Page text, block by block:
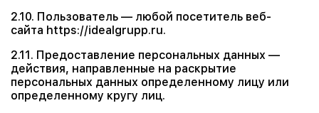
2.10. Пользователь — любой посетитель веб-
сайта https://idealgrupp.ru.
2.11. Предоставление персональных данных —
действия, направленные на раскрытие
персональных данных определенному лицу или
определенному кругу лиц.